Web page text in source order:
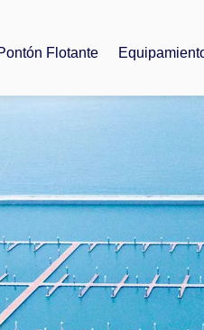
Flotante